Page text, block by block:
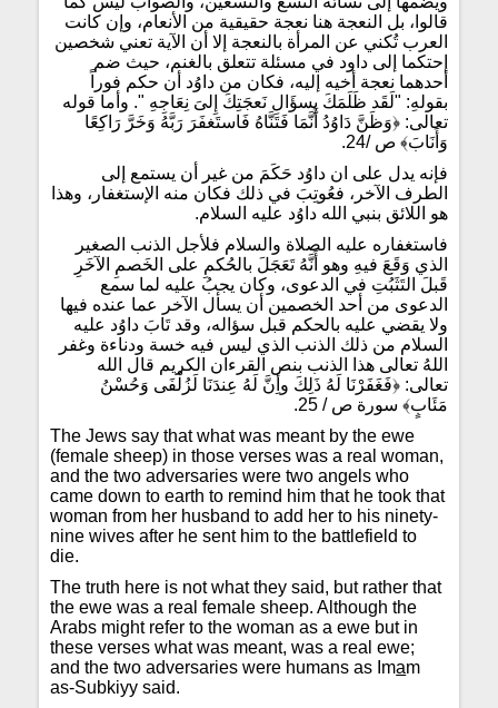
قالوا، بل النعجة هنا نعجة حقيقية من الأنعام، وإن كانت
العرب تُكني عن المرأة بالنعجة إلا أن الآية تعني شخصين
إحتكما إلى داود في مسئلة تتعلق بالغنم، حيث ضم
أحدهما نعجة أخيه إليه، فكان من داوُد أن حكم فوراً
بقولهِ: "لَقَد ظَلَمَكَ بِسؤَالِ نَعجَتِكَ إِلىَ نِعَاجِهِ ". وأما قوله
تعالى: ﴿وَظَنَّ دَاوُدُ أَنَّمَا فَتَنَّاهُ فَاستَغفَرَ رَبَّهُ وَخَرَّ رَاكِعًا
وَأَنَابَ﴾ ص /24.
فإنه يدل على ان داوُد حَكَمَ من غير أن يستمع إلى
الطرف الآخر، فعُوتِبَ في ذلك فكان منه الإستغفار، وهذا
هو اللائق بنبي الله داوُد عليه السلام.
فاستغفاره عليه الصلاة والسلام فلأجل الذنب الصغير
الذي وَقَعَ فيهِ وهو أَنَّهُ تَعَجَلَ بالحُكمِ على الخَصمِ الآخَرِ
قَبلَ التَثَبُتِ في الدعوى، وكان يجبُ عليه لما سمع
الدعوى من أحد الخصمين أن يسأل الآخر عما عنده فيها
ولا يقضي عليه بالحكم قبل سؤاله، وقد تَابَ داوُد عليه
السلام من ذلك الذنب الذي ليس فيه خسة ودناءة وغفر
اللهُ تعالى هذا الذنب بنص القرءان الكريم قال الله
تعالى: ﴿فَغَفَرْنَا لَهُ ذَلِكَ وأِنَّ لَهُ عِندَنَا لَزُلْفَى وَحُسْنُ
مَئَابٍ﴾ سورة ص / 25.
The Jews say thatwhat was meant by the ewe
(female sheep) in those verses was a real woman,
and the two adversaries were two angels who
came down to earth to remind him that he took that
woman from her husband to add her to his ninety-
nine wives after he sent him to the battlefield to
die.
The truth here is not what they said, but rather that
the ewe was a real female sheep. Although the
Arabs might refer to the woman as a ewe but in
these verses what was meant, was a real ewe;
and the two adversaries were humans as Imam
as-Subkiyy said.